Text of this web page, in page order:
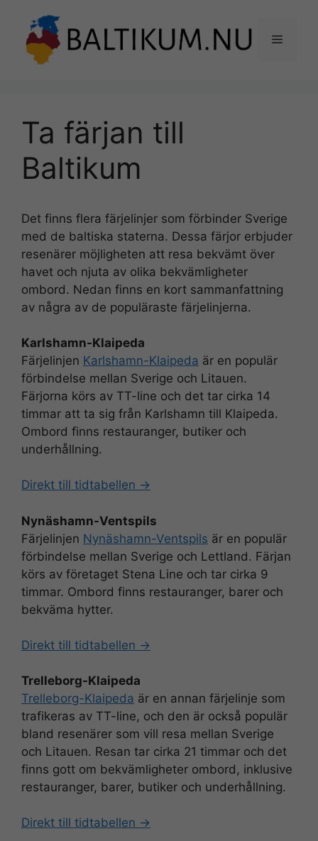
innehåll
Meny
Ta färjan till
Baltikum
Det finns flera färjelinjer som förbinder Sverige
med de baltiska staterna. Dessa färjor erbjuder
resenärer möjligheten att resa bekvämt över
havet och njuta av olika bekvämligheter
ombord. Nedan finns en kort sammanfattning
av några av de populäraste färjelinjerna.
Karlshamn-Klaipeda
Färjelinjen Karlshamn-Klaipeda är en populär
förbindelse mellan Sverige och Litauen.
Färjorna körs av TT-line och det tar cirka 14
timmar att ta sig från Karlshamn till Klaipeda.
Ombord finns restauranger, butiker och
underhållning.
Direkt till tidtabellen ->
Nynäshamn-Ventspils
Färjelinjen Nynäshamn-Ventspils är en populär
förbindelse mellan Sverige och Lettland. Färjan
körs av företaget Stena Line och tar cirka 9
timmar. Ombord finns restauranger, barer och
bekväma hytter.
Direkt till tidtabellen ->
Trelleborg-Klaipeda
Trelleborg-Klaipeda är en annan färjelinje som
trafikeras av TT-line, och den är också populär
bland resenärer som vill resa mellan Sverige
och Litauen. Resan tar cirka 21 timmar och det
finns gott om bekvämligheter ombord, inklusive
restauranger, barer, butiker och underhållning.
Direkt till tidtabellen ->